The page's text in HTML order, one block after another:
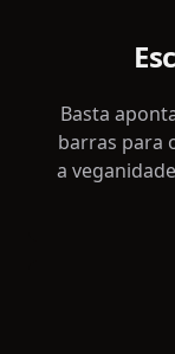
Basta
barras para
a